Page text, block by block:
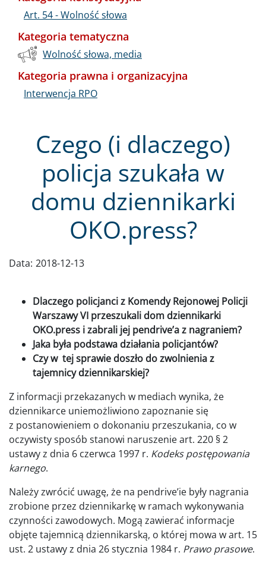
Czego (i dlaczego)
policja szukała w
domu dziennikarki
OKO.press?
Data: 2018-12-13
Dlaczego policjanci z Komendy Rejonowej Policji
Warszawy VI przeszukali dom dziennikarki
OKO.press i zabrali jej pendrive’a z nagraniem?
Jaka była podstawa działania policjantów?
Czy w tej sprawie doszło do zwolnienia z
tajemnicy dziennikarskiej?
Z informacji przekazanych w mediach wynika, że
dziennikarce uniemożliwiono zapoznanie się
z postanowieniem o dokonaniu przeszukania, co w
oczywisty sposób stanowi naruszenie art. 220 § 2
ustawy z dnia 6 czerwca 1997 r. Kodeks postępowania
karnego.
Należy zwrócić uwagę, że na pendrive’ie były nagrania
zrobione przez dziennikarkę w ramach wykonywania
czynności zawodowych. Mogą zawierać informacje
objęte tajemnicą dziennikarską, o której mowa w art. 15
ust. 2 ustawy z dnia 26 stycznia 1984 r. Prawo prasowe.
Art. 54 - Wolność słowa
Kategoria tematyczna
Wolność słowa, media
Kategoria prawna i organizacyjna
Interwencja RPO